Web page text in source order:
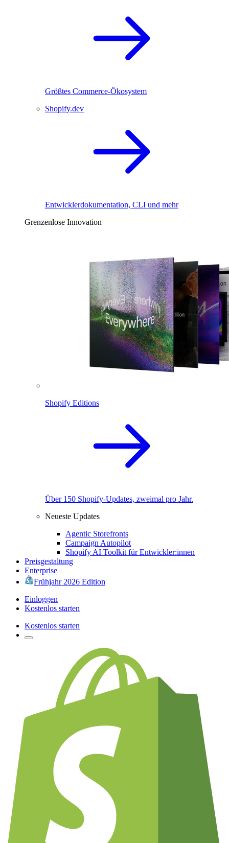
Größtes Commerce-Ökosystem
Shopify.dev
Entwicklerdokumentation, CLI und mehr
Grenzenlose Innovation
Shopify Editions
Über 150 Shopify-Updates, zweimal pro Jahr.
Neueste Updates
Agentic Storefronts
Campaign Autopilot
Shopify AI Toolkit für Entwickler:innen
Preisgestaltung
Enterprise
Frühjahr 2026 Edition
Einloggen
Kostenlos starten
Kostenlos starten